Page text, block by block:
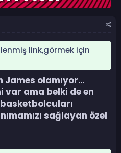
link,görmek için
James olamıyor…
var ama belki de en
basketbolcuları
sağlayan özel